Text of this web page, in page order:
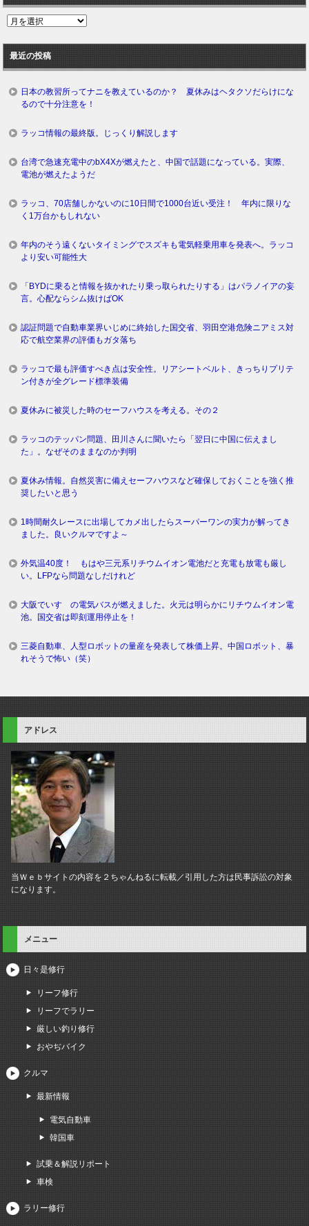
過
ロ
グ
最近の投稿
日本の教習所ってナニを教えているのか？ 夏休みはヘタクソだらけにな
るので十分注意を！
ラッコ情報の最終版。じっくり解説します
台湾で急速充電中のbX4Xが燃えたと、中国で話題になっている。実際、
電池が燃えたようだ
ラッコ、70店舗しかないのに10日間で1000台近い受注！ 年内に限りな
く1万台かもしれない
年内のそう遠くないタイミングでスズキも電気軽乗用車を発表へ。ラッコ
より安い可能性大
「BYDに乗ると情報を抜かれたり乗っ取られたりする」はパラノイアの妄
言。心配ならシム抜けばOK
認証問題で自動車業界いじめに終始した国交省、羽田空港危険ニアミス対
応で航空業界の評価もガタ落ち
ラッコで最も評価すべき点は安全性。リアシートベルト、きっちりプリテ
ン付きが全グレード標準装備
夏休みに被災した時のセーフハウスを考える。その２
ラッコのテッパン問題、田川さんに聞いたら「翌日に中国に伝えまし
た」。なぜそのままなのか判明
夏休み情報。自然災害に備えセーフハウスなど確保しておくことを強く推
奨したいと思う
1時間耐久レースに出場してカメ出したらスーパーワンの実力が解ってき
ました。良いクルマですよ～
外気温40度！ もはや三元系リチウムイオン電池だと充電も放電も厳し
い。LFPなら問題なしだけれど
大阪でいすゞの電気バスが燃えました。火元は明らかにリチウムイオン電
池。国交省は即刻運用停止を！
三菱自動車、人型ロボットの量産を発表して株価上昇。中国ロボット、暴
れそうで怖い（笑）
アドレス
当Ｗｅｂサイトの内容を２ちゃんねるに転載／引用した方は民事訴訟の対象
になります。
メニュー
日々是修行
リーフ修行
リーフでラリー
厳しい釣り修行
おやぢバイク
クルマ
最新情報
電気自動車
韓国車
試乗＆解説リポート
車検
ラリー修行